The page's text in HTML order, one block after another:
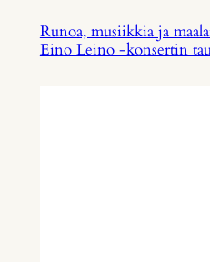
Runoa, musiikkia ja
Eino Leino -konsertin